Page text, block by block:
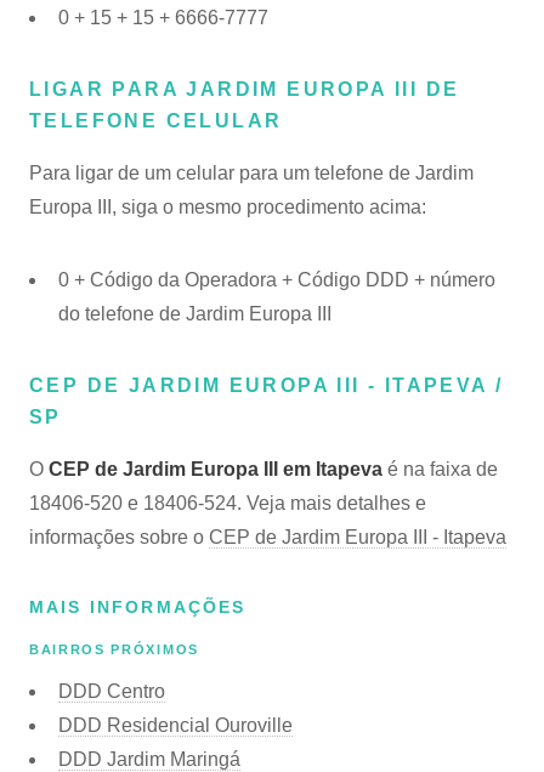
0 + 15 + 15 + 6666-7777
LIGAR PARA JARDIM EUROPA III DE
TELEFONE CELULAR
Para ligar de um celular para um telefone de Jardim
Europa III, siga o mesmo procedimento acima:
0 + Código da Operadora + Código DDD + número
do telefone de Jardim Europa III
CEP DE JARDIM EUROPA III - ITAPEVA /
SP
O CEP de Jardim Europa III em Itapeva é na faixa de
18406-520 e 18406-524. Veja mais detalhes e
informações sobre o CEP de Jardim Europa III - Itapeva
MAIS INFORMAÇÕES
BAIRROS PRÓXIMOS
DDD Centro
DDD Residencial Ouroville
DDD Jardim Maringá